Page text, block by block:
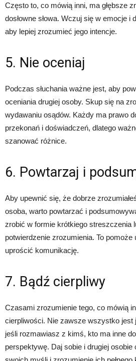
Często to, co mówią inni, ma głębsze
dosłowne słowa. Wczuj się w emocje i
aby lepiej zrozumieć jego intencje.
5. Nie oceniaj
Podczas słuchania ważne jest, aby
oceniania drugiej osoby. Skup się na
wydawaniu osądów. Każdy ma prawo
przekonań i doświadczeń, dlatego
szanować różnice.
6. Powtarzaj i
Aby upewnić się, że dobrze
osoba, warto powtarzać i
zrobić w formie krótkiego streszczenia
potwierdzenie zrozumienia. To
uprościć komunikację.
7. Bądź cierpliwy
Czasami zrozumienie tego, co mówią
cierpliwości. Nie zawsze wszystko jest
jeśli rozmawiasz z kimś, kto ma inne
perspektywę. Daj sobie i drugiej